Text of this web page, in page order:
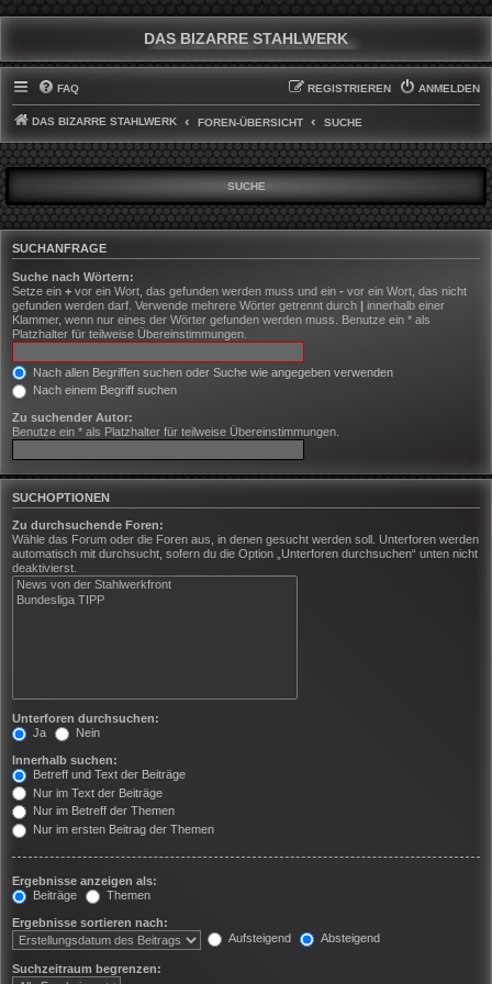
DAS BIZARRE STAHLWERK
FAQ ANMELDEN
REGISTRIEREN
DAS BIZARRE STAHLWERK FOREN-ÜBERSICHT SUCHE
SUCHE
SUCHANFRAGE
Suche nach Wörtern:
Setze ein + vor ein Wort, das gefunden werden muss und ein - vor ein Wort, das nicht
gefunden werden darf. Verwende mehrere Wörter getrennt durch | innerhalb einer
Klammer, wenn nur eines der Wörter gefunden werden muss. Benutze ein * als
Platzhalter für teilweise Übereinstimmungen.
Nach allen Begriffen suchen oder Suche wie angegeben verwenden
Nach einem Begriff suchen
Zu suchender Autor:
Benutze ein * als Platzhalter für teilweise Übereinstimmungen.
SUCHOPTIONEN
Zu durchsuchende Foren:
Wähle das Forum oder die Foren aus, in denen gesucht werden soll. Unterforen werden
automatisch mit durchsucht, sofern du die Option „Unterforen durchsuchen“ unten nicht
deaktivierst.
Unterforen durchsuchen:
Ja
Nein
Innerhalb suchen:
Betreff und Text der Beiträge
Nur im Text der Beiträge
Nur im Betreff der Themen
Nur im ersten Beitrag der Themen
Ergebnisse anzeigen als:
Beiträge
Themen
Ergebnisse sortieren nach:
Aufsteigend
Absteigend
Suchzeitraum begrenzen: